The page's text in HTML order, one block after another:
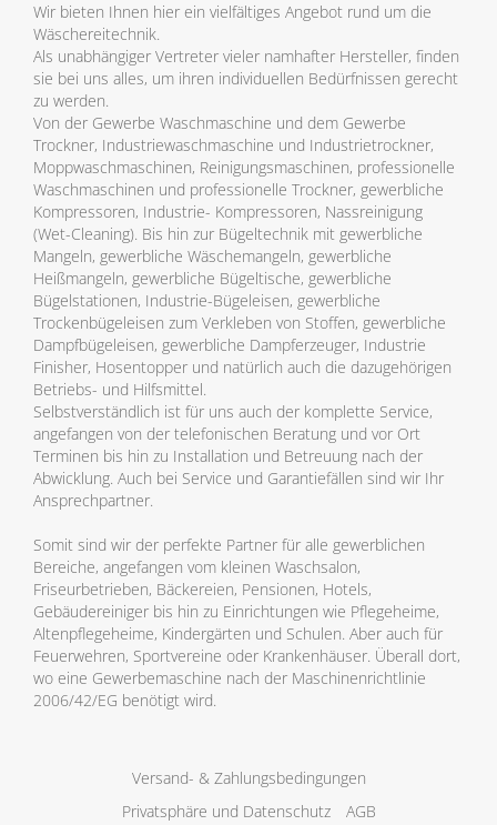
Wir bieten Ihnen hier ein vielfältiges Angebot rund um die
Wäschereitechnik.
Als unabhängiger Vertreter vieler namhafter Hersteller, finden
sie bei uns alles, um ihren individuellen Bedürfnissen gerecht
zu werden.
Von der Gewerbe Waschmaschine und dem Gewerbe
Trockner, Industriewaschmaschine und Industrietrockner,
Moppwaschmaschinen, Reinigungsmaschinen, professionelle
Waschmaschinen und professionelle Trockner, gewerbliche
Kompressoren, Industrie- Kompressoren, Nassreinigung
(Wet-Cleaning). Bis hin zur Bügeltechnik mit gewerbliche
Mangeln, gewerbliche Wäschemangeln, gewerbliche
Heißmangeln, gewerbliche Bügeltische, gewerbliche
Bügelstationen, Industrie-Bügeleisen, gewerbliche
Trockenbügeleisen zum Verkleben von Stoffen, gewerbliche
Dampfbügeleisen, gewerbliche Dampferzeuger, Industrie
Finisher, Hosentopper und natürlich auch die dazugehörigen
Betriebs- und Hilfsmittel.
Selbstverständlich ist für uns auch der komplette Service,
angefangen von der telefonischen Beratung und vor Ort
Terminen bis hin zu Installation und Betreuung nach der
Abwicklung. Auch bei Service und Garantiefällen sind wir Ihr
Ansprechpartner.
Somit sind wir der perfekte Partner für alle gewerblichen
Bereiche, angefangen vom kleinen Waschsalon,
Friseurbetrieben, Bäckereien, Pensionen, Hotels,
Gebäudereiniger bis hin zu Einrichtungen wie Pflegeheime,
Altenpflegeheime, Kindergärten und Schulen. Aber auch für
Feuerwehren, Sportvereine oder Krankenhäuser. Überall dort,
wo eine Gewerbemaschine nach der Maschinenrichtlinie
2006/42/EG benötigt wird.
Versand- & Zahlungsbedingungen
Privatsphäre und Datenschutz
AGB